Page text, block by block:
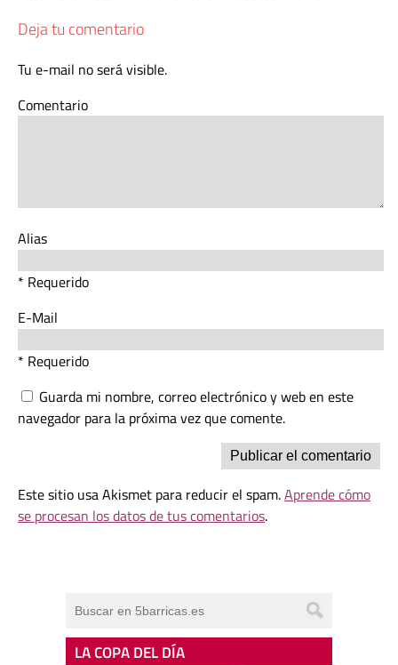
Deja tu comentario
Tu e-mail no será visible.
Comentario
Alias
* Requerido
E-Mail
* Requerido
Guarda mi nombre, correo electrónico y web en este
navegador para la próxima vez que comente.
Este sitio usa Akismet para reducir el spam.Aprende cómo
se procesan los datos de tus comentarios.
LA COPA DEL DÍA